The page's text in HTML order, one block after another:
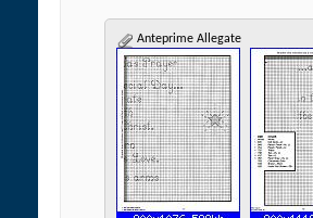
Anteprime Allegate